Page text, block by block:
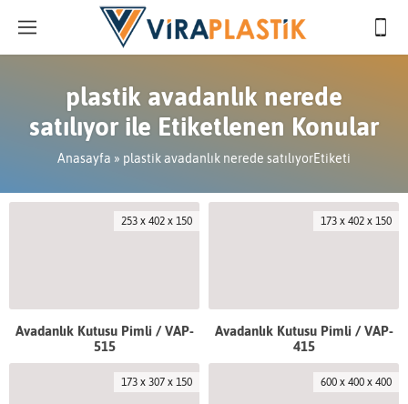
plastik avadanlık nerede
satılıyor ile Etiketlenen Konular
Anasayfa » plastik avadanlık nerede satılıyorEtiketi
253 x 402 x 150
Avadanlık Kutusu Pimli / VAP-
515
173 x 402 x 150
Avadanlık Kutusu Pimli / VAP-
415
173 x 307 x 150 600 x 400 x 400